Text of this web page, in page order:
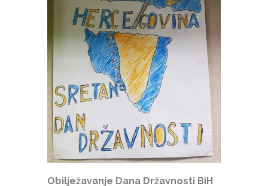
Obilježavanje Dana Državnosti BiH